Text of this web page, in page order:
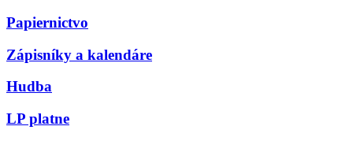
Papiernictvo
Zápisníky a kalendáre
Hudba
LP platne